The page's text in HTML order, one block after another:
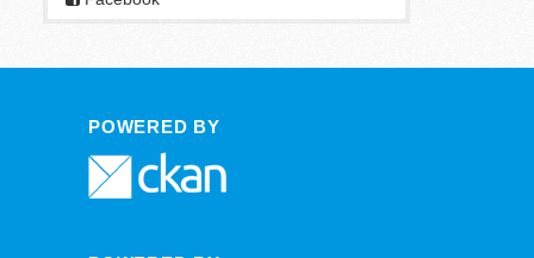
POWERED BY